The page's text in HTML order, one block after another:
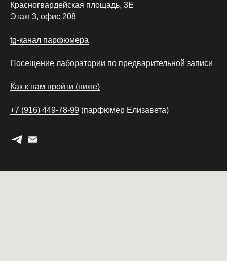
Красногвардейская площадь, 3Е
Этаж 3, офис 208
tg-канал парфюмера
Посещение лаборатории по предварительной записи
Как к нам пройти (ниже)
+7 (916) 449-78-99 (парфюмер Елизавета)